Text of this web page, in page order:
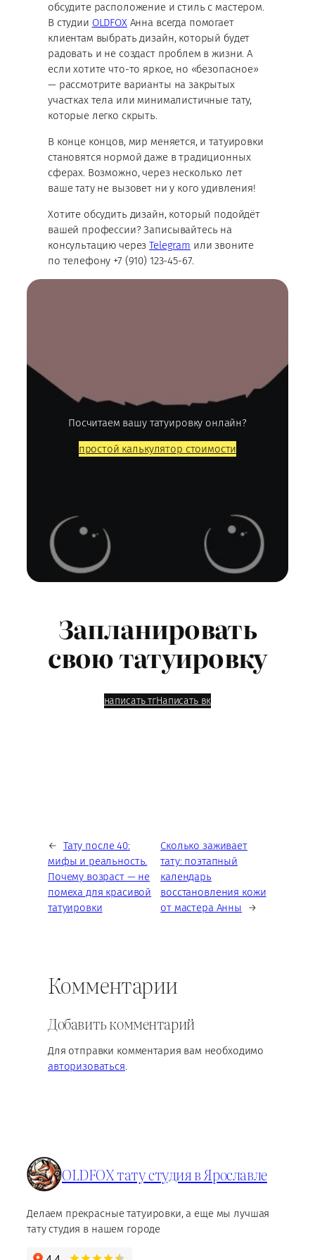
обсудите расположение и стиль с мастером.
В студии OLDFOXАнна всегда помогает
клиентам выбрать дизайн, который будет
радовать и не создаст проблем в жизни. А
если хотите что-то яркое, но «безопасное»
— рассмотрите варианты на закрытых
участках тела или минималистичные тату,
которые легко скрыть.
В конце концов, мир меняется, и татуировки
становятся нормой даже в традиционных
сферах. Возможно, через несколько лет
ваше тату не вызовет ни у кого удивления!
Хотите обсудить дизайн, который подойдёт
вашей профессии? Записывайтесь на
консультацию черезTelegram или звоните
по телефону +7 (910) 123-45-67.
Посчитаем вашу татуировку онлайн?
простой калькулятор стоимости
Запланировать
свою татуировку
написать тгНаписать вк
← Тату после 40:
мифы и реальность.
Почему возраст — не
помеха для красивой
татуировки
Сколько заживает
тату: поэтапный
календарь
восстановления кожи
от мастера Анны
→
Комментарии
Добавить комментарий
Для отправки комментария вам необходимо
авторизоваться.
OLDFOX тату студия в Ярославле
Делаем прекрасные татуировки, а еще мы лучшая
тату студия в нашем городе